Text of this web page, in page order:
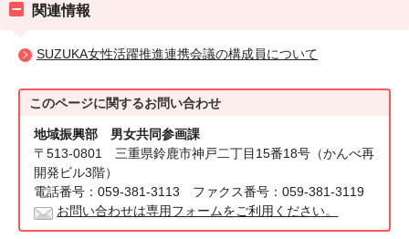
関連情報
SUZUKA女性活躍推進連携会議の構成員について
このページに関するお問い合わせ
地域振興部 男女共同参画課
〒513-0801 三重県鈴鹿市神戸二丁目15番18号（かんべ再
開発ビル3階）
電話番号：059-381-3113 ファクス番号：059-381-3119
お問い合わせは専用フォームをご利用ください。